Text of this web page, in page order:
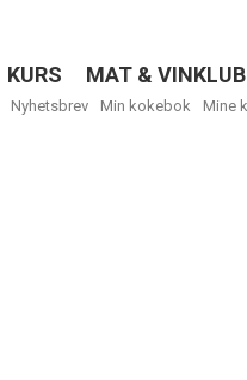
KURS MAT &
Nyhetsbrev Min kokebok Mine